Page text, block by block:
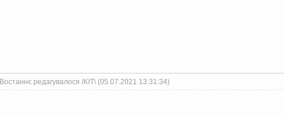
Востаннє редагувалося /KIT\ (05.07.2021 13:31:34)